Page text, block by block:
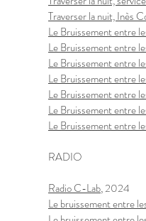
Traverser la nuit, Inès
Le Bruissement entre
Le Bruissement entre
Le Bruissement entre
Le Bruissement entre
Le Bruissement entre
Le Bruissement entre
Le Bruissement entre
RADIO
Radio C-Lab, 2024
Le bruissement entre